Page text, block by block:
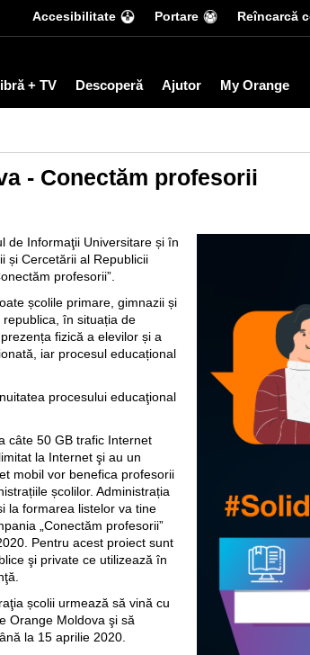
Accesibilitate Portare Reîncarcă
+ TV Descoperă Ajutor My Orange
- Conectăm profesorii
de Informaţii Universitare și în
și Cercetării al Republicii
profesorii”.
școlile primare, gimnazii și
în situația de
fizică a elevilor și a
iar procesul educațional
procesului educaţional
câte 50 GB trafic Internet
la Internet şi au un
mobil vor benefica profesorii
școlilor. Administrația
la formarea listelor va tine
„Conectăm profesorii”
Pentru acest proiect sunt
şi private ce utilizează în
școlii urmează să vină cu
Orange Moldova şi să
la 15 aprilie 2020.